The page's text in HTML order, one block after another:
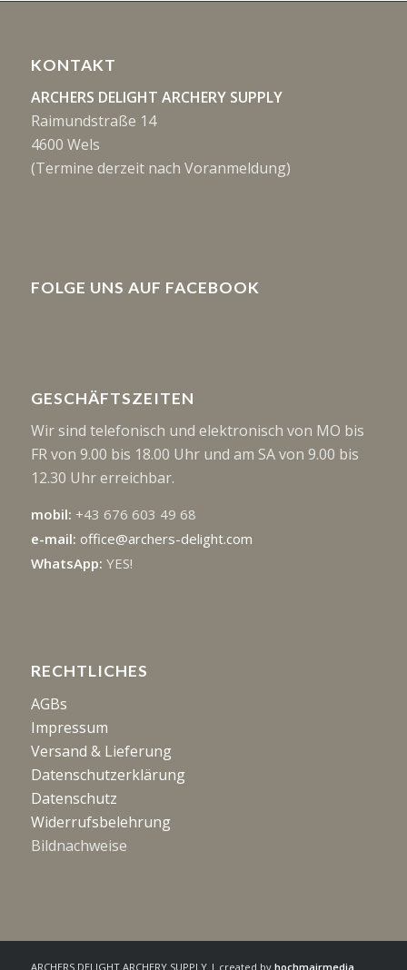
KONTAKT
ARCHERS DELIGHT ARCHERY SUPPLY
Raimundstraße 14
4600 Wels
(Termine derzeit nach Voranmeldung)
FOLGE UNS AUF FACEBOOK
GESCHÄFTSZEITEN
Wir sind telefonisch und elektronisch von MO bis
FR von 9.00 bis 18.00 Uhr und am SA von 9.00 bis
12.30 Uhr erreichbar.
mobil: +43 676 603 49 68
e-mail: office@archers-delight.com
WhatsApp: YES!
RECHTLICHES
AGBs
Impressum
Versand & Lieferung
Datenschutzerklärung
Datenschutz
Widerrufsbelehrung
Bildnachweise
ARCHERS DELIGHT ARCHERY SUPPLY | created by hochmairmedia